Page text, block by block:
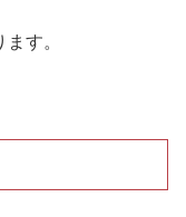
す。